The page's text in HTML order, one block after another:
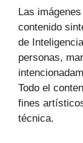
Las
contenido
de
personas,
Todo el
fines
técnica.